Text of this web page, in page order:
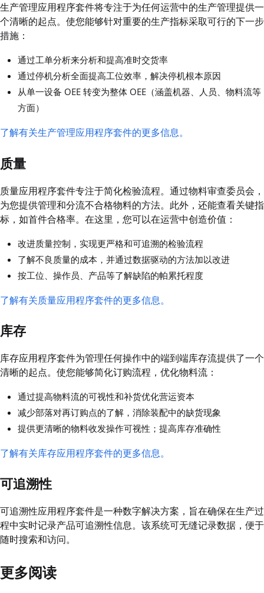
生产管理应用程序套件将专注于为任何运营中的生产管理提供一
个清晰的起点。使您能够针对重要的生产指标采取可行的下一步
措施：
通过工单分析来分析和提高准时交货率
通过停机分析全面提高工位效率，解决停机根本原因
从单一设备 OEE 转变为整体 OEE（涵盖机器、人员、物料流等
方面）
了解有关生产管理应用程序套件的更多信息。
质量
质量应用程序套件专注于简化检验流程。通过物料审查委员会，
为您提供管理和分流不合格物料的方法。此外，还能查看关键指
标，如首件合格率。在这里，您可以在运营中创造价值：
改进质量控制，实现更严格和可追溯的检验流程
了解不良质量的成本，并通过数据驱动的方法加以改进
按工位、操作员、产品等了解缺陷的帕累托程度
了解有关质量应用程序套件的更多信息。
库存
库存应用程序套件为管理任何操作中的端到端库存流提供了一个
清晰的起点。使您能够简化订购流程，优化物料流：
通过提高物料流的可视性和补货优化营运资本
减少部落对再订购点的了解，消除装配中的缺货现象
提供更清晰的物料收发操作可视性；提高库存准确性
了解有关库存应用程序套件的更多信息。
可追溯性
可追溯性应用程序套件是一种数字解决方案，旨在确保在生产过
程中实时记录产品可追溯性信息。该系统可无缝记录数据，便于
随时搜索和访问。
更多阅读